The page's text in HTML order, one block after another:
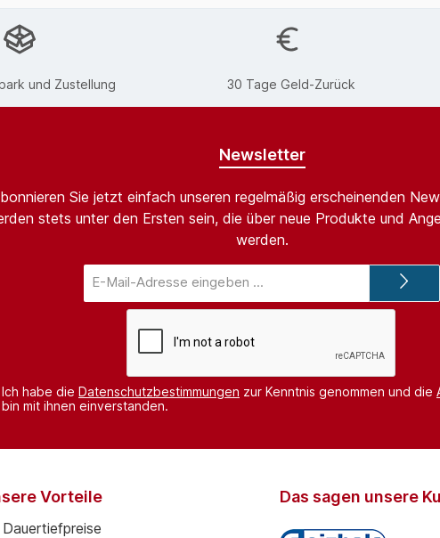
und Zustellung 30 Tage Geld-Zurück
Newsletter
Sie jetzt einfach unseren regelmäßig erscheinenden
stets unter den Ersten sein, die über neue Produkte und
werden.
Mail-
Adresse*
Ich habe die Datenschutzbestimmungen zur Kenntnis genommen und die
bin mit ihnen einverstanden.
Vorteile
Dauertiefpreise
Das sagen unsere